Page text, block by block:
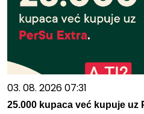
03. 08. 2026 07:31
25.000 kupaca već kupuje uz